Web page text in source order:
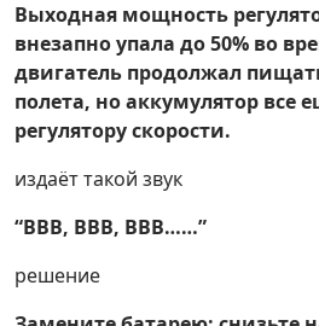
Выходная мощность
внезапно упала до 50% во
двигатель продолжал
полета, но аккумулятор все
регулятору скорости.
издаёт такой звук
“BBB, BBB, BBB……”
решение